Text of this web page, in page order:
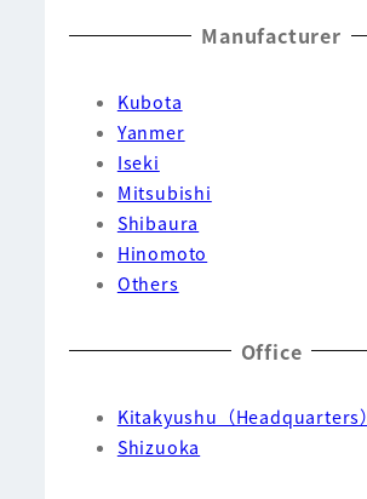
Manufacturer
Kubota
Yanmer
Iseki
Mitsubishi
Shibaura
Hinomoto
Others
Office
Kitakyushu（Headquarters）
Shizuoka